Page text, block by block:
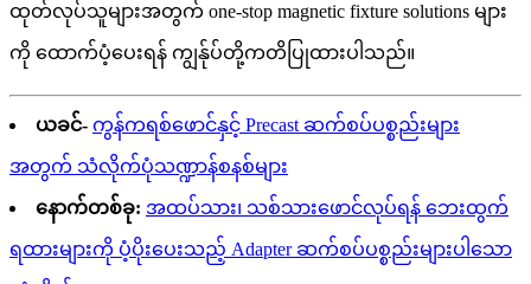
ထုတ်လုပ်သူများအတွက် one-stop magnetic fixture solutions များ
ကို ထောက်ပံ့ပေးရန် ကျွန်ုပ်တို့ကတိပြုထားပါသည်။
ယခင်- ကွန်ကရစ်ဖောင်နှင့် Precast ဆက်စပ်ပစ္စည်းများ
အတွက် သံလိုက်ပုံသဏ္ဍာန်စနစ်များ
နောက်တစ်ခု: အထပ်သား၊ သစ်သားဖောင်လုပ်ရန် ဘေးထွက်
ရထားများကို ပံ့ပိုးပေးသည့် Adapter ဆက်စပ်ပစ္စည်းများပါသော